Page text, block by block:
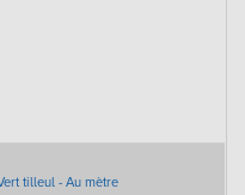
tilleul - Au mètre